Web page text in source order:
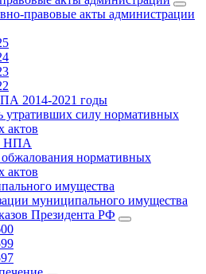
правовые акты администрации
2014-2021 годы
утративших силу нормативных
актов
НПА
нормативных
актов
имущества
муниципального имущества
Президента РФ